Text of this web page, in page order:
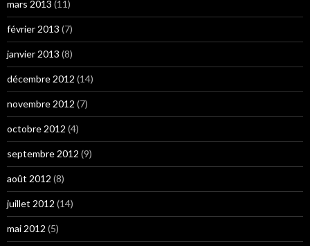
mars 2013 (11)
février 2013 (7)
janvier 2013 (8)
décembre 2012 (14)
novembre 2012 (7)
octobre 2012 (4)
septembre 2012 (9)
août 2012 (8)
juillet 2012 (14)
mai 2012 (5)